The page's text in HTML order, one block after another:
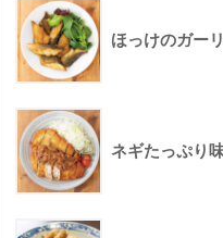
ほっけのガー
ネギたっぷり